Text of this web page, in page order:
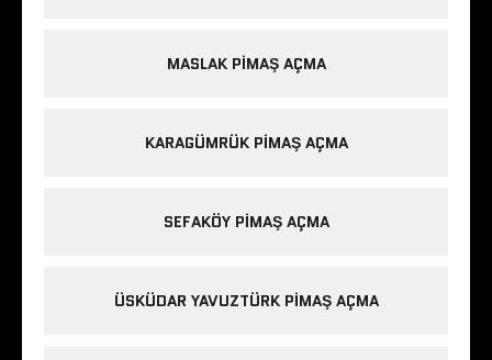
MASLAK PIMAŞ AÇMA
KARAGÜMRÜK PIMAŞ AÇMA
SEFAKÖY PIMAŞ AÇMA
ÜSKÜDAR YAVUZTÜRK PIMAŞ AÇMA